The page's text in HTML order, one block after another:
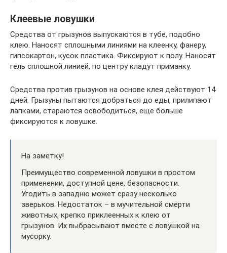
Клеевые ловушки
Средства от грызунов выпускаются в тубе, подобно
клею. Наносят сплошными линиями на клеенку, фанеру,
гипсокартон, кусок пластика. Фиксируют к полу. Наносят
гель сплошной линией, по центру кладут приманку.
Средства против грызунов на основе клея действуют 14
дней. Грызуны пытаются добраться до еды, прилипают
лапками, стараются освободиться, еще больше
фиксируются к ловушке.
На заметку!
Преимущество современной ловушки в простом
применении, доступной цене, безопасности.
Угодить в западню может сразу несколько
зверьков. Недостаток – в мучительной смерти
животных, крепко приклеенных к клею от
грызунов. Их выбрасывают вместе с ловушкой на
мусорку.